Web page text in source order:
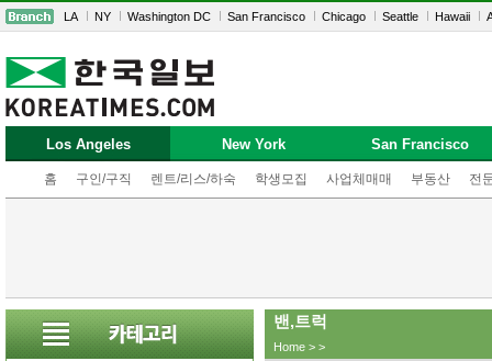
LA NY Washington DC San Francisco Chicago Seattle Hawaii
Los Angeles
홈 구인/구직 렌트/리스/하숙 학생모집 사업체매매 부동산 전
New York San Francisco
밴,트럭
Home > >